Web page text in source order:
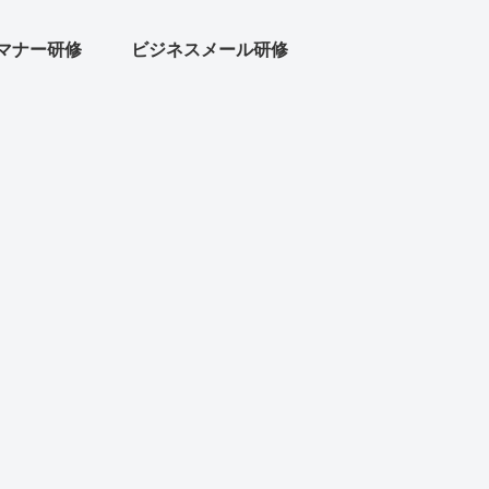
ナー研修 ビジネスメール研修